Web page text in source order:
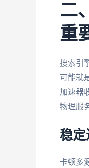
二
重
搜索引
可能就
加速器
物理服
稳
卡顿多